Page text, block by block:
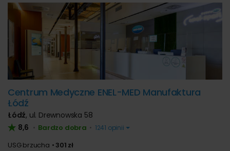
Centrum Medyczne ENEL-MED Manufaktura
Łódź
Łódź, ul. Drewnowska 58
8,6 • Bardzo dobra • 1241 opinii
USG brzucha 301 zł